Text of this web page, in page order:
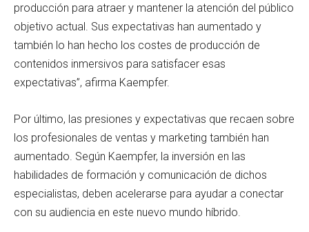
producción para atraer y mantener la atención del público
objetivo actual. Sus expectativas han aumentado y
también lo han hecho los costes de producción de
contenidos inmersivos para satisfacer esas
expectativas”, afirma Kaempfer.
Por último, las presiones y expectativas que recaen sobre
los profesionales de ventas y marketing también han
aumentado. Según Kaempfer, la inversión en las
habilidades de formación y comunicación de dichos
especialistas, deben acelerarse para ayudar a conectar
con su audiencia en este nuevo mundo híbrido.